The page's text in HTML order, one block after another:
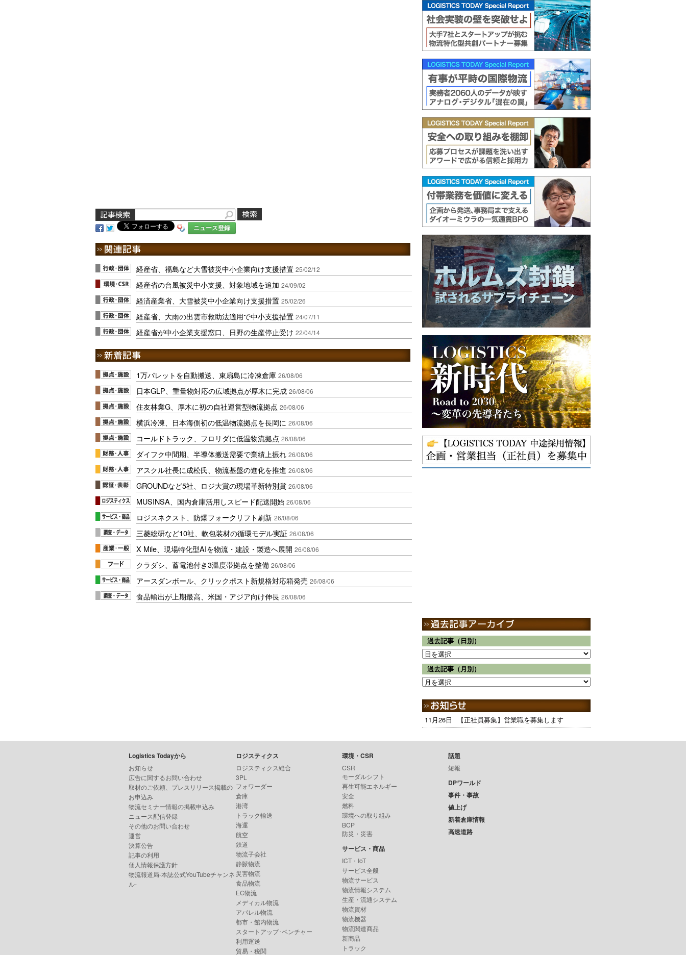
ニュース登録
経産省、福島など大雪被災中小企業向け支援措置 25/02/12
経産省の台風被災中小支援、対象地域を追加 24/09/02
経済産業省、大雪被災中小企業向け支援措置 25/02/26
経産省、大雨の出雲市救助法適用で中小支援措置 24/07/11
経産省が中小企業支援窓口、日野の生産停止受け 22/04/14
1万パレットを自動搬送、東扇島に冷凍倉庫 26/08/06
日本GLP、重量物対応の広域拠点が厚木に完成 26/08/06
住友林業G、厚木に初の自社運営型物流拠点 26/08/06
横浜冷凍、日本海側初の低温物流拠点を長岡に 26/08/06
コールドトラック、フロリダに低温物流拠点 26/08/06
ダイフク中間期、半導体搬送需要で業績上振れ 26/08/06
アスクル社長に成松氏、物流基盤の進化を推進 26/08/06
GROUNDなど5社、ロジ大賞の現場革新特別賞 26/08/06
MUSINSA、国内倉庫活用しスピード配送開始 26/08/06
ロジスネクスト、防爆フォークリフト刷新 26/08/06
三菱総研など10社、軟包装材の循環モデル実証 26/08/06
X Mile、現場特化型AIを物流・建設・製造へ展開 26/08/06
クラダシ、蓄電池付き3温度帯拠点を整備 26/08/06
アースダンボール、クリックポスト新規格対応箱発売 26/08/06
食品輸出が上期最高、米国・アジア向け伸長 26/08/06
過去記事（日別）
過去記事（月別）
11月26日 【正社員募集】営業職を募集します
Logistics Todayから
お知らせ
広告に関するお問い合わせ
取材のご依頼、プレスリリース掲載の
お申込み
物流セミナー情報の掲載申込み
ニュース配信登録
その他のお問い合わせ
運営
決算公告
記事の利用
個人情報保護方針
物流報道局-本誌公式YouTubeチャンネ
ル-
ロジスティクス
ロジスティクス総合
3PL
フォワーダー
倉庫
港湾
トラック輸送
海運
航空
鉄道
物流子会社
静脈物流
災害物流
食品物流
EC物流
メディカル物流
アパレル物流
都市・館内物流
スタートアップ･ベンチャー
利用運送
貿易・税関
環境・CSR
CSR
モーダルシフト
再生可能エネルギー
安全
燃料
環境への取り組み
BCP
防災・災害
サービス・商品
ICT・IoT
サービス全般
物流サービス
物流情報システム
生産・流通システム
物流資材
物流機器
物流関連商品
新商品
トラック
話題
短報
DPワールド
事件・事故
値上げ
新着倉庫情報
高速道路